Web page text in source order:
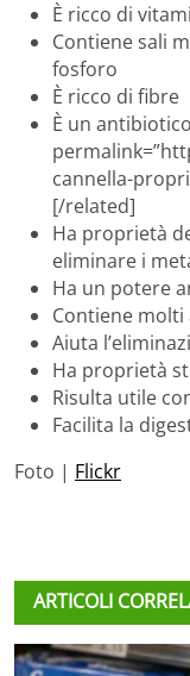
È ricco di
Contiene sali
fosforo
È ricco di fibre
È un
cannella-
[/related]
Ha proprietà
eliminare i
Ha un potere
Contiene
Aiuta
Ha proprietà
Risulta utile
Facilita la
Foto | Flickr
ARTICOLI